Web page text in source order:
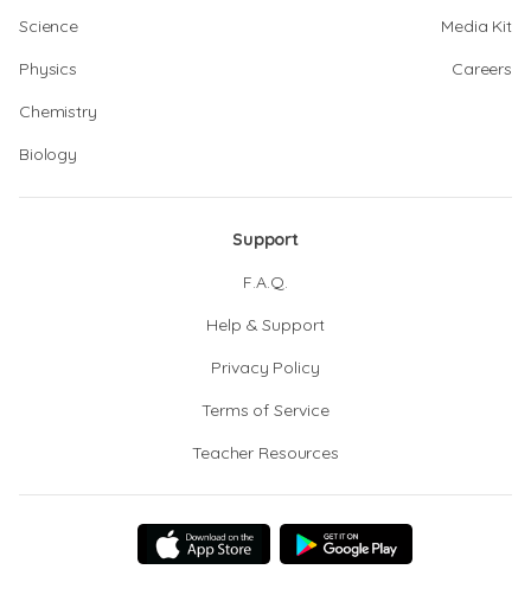
Science
Physics
Chemistry
Biology
Media Kit
Careers
Support
F.A.Q.
Help & Support
Privacy Policy
Terms of Service
Teacher Resources